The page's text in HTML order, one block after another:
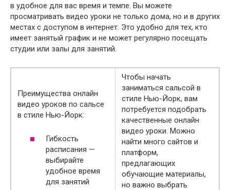
в удобное для вас время и темпе. Вы можете
просматривать видео уроки не только дома, но и в других
местах с доступом в интернет. Это удобно для тех, кто
имеет занятый график и не может регулярно посещать
студии или залы для занятий.
Преимущества онлайн
видео уроков по сальсе
в стиле Нью-Йорк:
Гибкость
расписания —
выбирайте
удобное время
для занятий
Чтобы начать
заниматься сальсой в
стиле Нью-Йорк, вам
потребуется подобрать
качественные онлайн
видео уроки. Можно
найти много сайтов и
платформ,
предлагающих
обучающие материалы,
но важно выбрать